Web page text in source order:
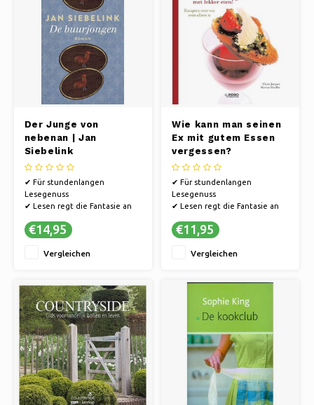
Der Junge von
nebenan | Jan
Siebelink
✔ Für stundenlangen
Lesegenuss
✔ Lesen regt die Fantasie an
andere Welten.
€14,95
Vergleichen
Wie kann man seinen
Ex mit gutem Essen
vergessen?
✔ Für stundenlangen
Lesegenuss
✔ Lesen regt die Fantasie an
andere Welten.
€11,95
Vergleichen